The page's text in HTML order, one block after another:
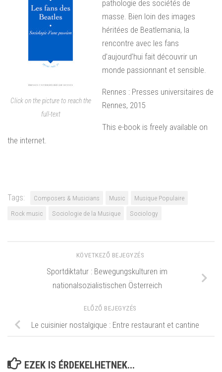
Click on the picture to reach the
full-text
pathologie des sociétés de
masse. Bien loin des images
héritées de Beatlemania, la
rencontre avec les fans
d’aujourd’hui fait découvrir un
monde passionnant et sensible.
Rennes : Presses universitaires de
Rennes, 2015
This e-book is freely available on
the internet.
Tags: Composers & Musicians Music
Musique Populaire
Rock music
Sociologie de la Musique Sociology
KÖVETKEZŐ BEJEGYZÉS
Sportdiktatur : Bewegungskulturen im
nationalsozialistischen Österreich
ELŐZŐ BEJEGYZÉS
Le cuisinier nostalgique : Entre restaurant et cantine
EZEK IS ÉRDEKELHETNEK...